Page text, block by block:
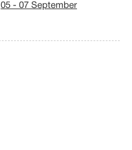
05 - 07 September